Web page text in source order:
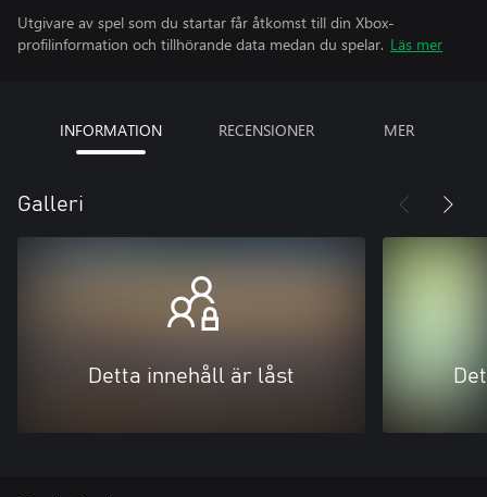
Utgivare av spel som du startar får åtkomst till din Xbox-
profilinformation och tillhörande data medan du spelar. Läs mer
INFORMATION RECENSIONER MER
Galleri
Detta innehåll är låst